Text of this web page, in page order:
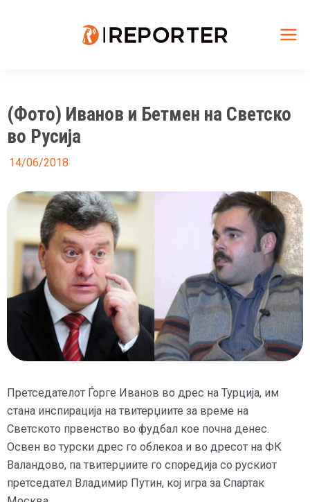
(Фото) Иванов и Бетмен на Светско
во Русија
14/06/2018
Претседателот Ѓорге Иванов во дрес на Турција, им
стана инспирација на твитерџиите за време на
Светското првенство во фудбал кое почна денес.
Освен во турски дрес го облекоа и во дресот на ФК
Валандово, па твитерџиите го споредија со рускиот
претседател Владимир Путин, кој игра за Спартак